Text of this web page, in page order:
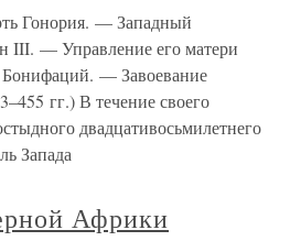
Гонория. — Западный
III. — Управление его матери
— Завоевание
гг.) В течение своего
двадцативосьмилетнего
Запада
Африки